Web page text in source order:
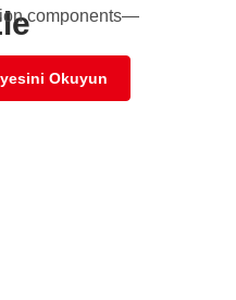
components—
Okuyun